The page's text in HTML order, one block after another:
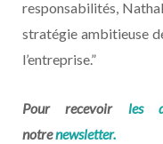
responsabilités,
stratégie ambitieuse
l’entreprise.”
Pour recevoir les
notrenewsletter.